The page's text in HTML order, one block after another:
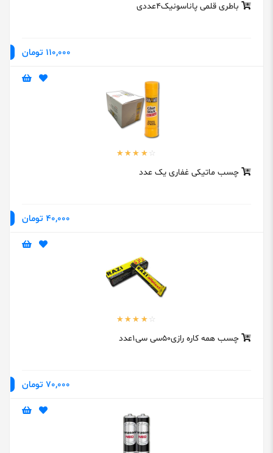
باطری قلمی پاناسونیک4عددی
110,000 تومان
چسب ماتیکی غفاری یک عدد
40,000 تومان
چسب همه کاره رازی50سی سی1عدد
70,000 تومان